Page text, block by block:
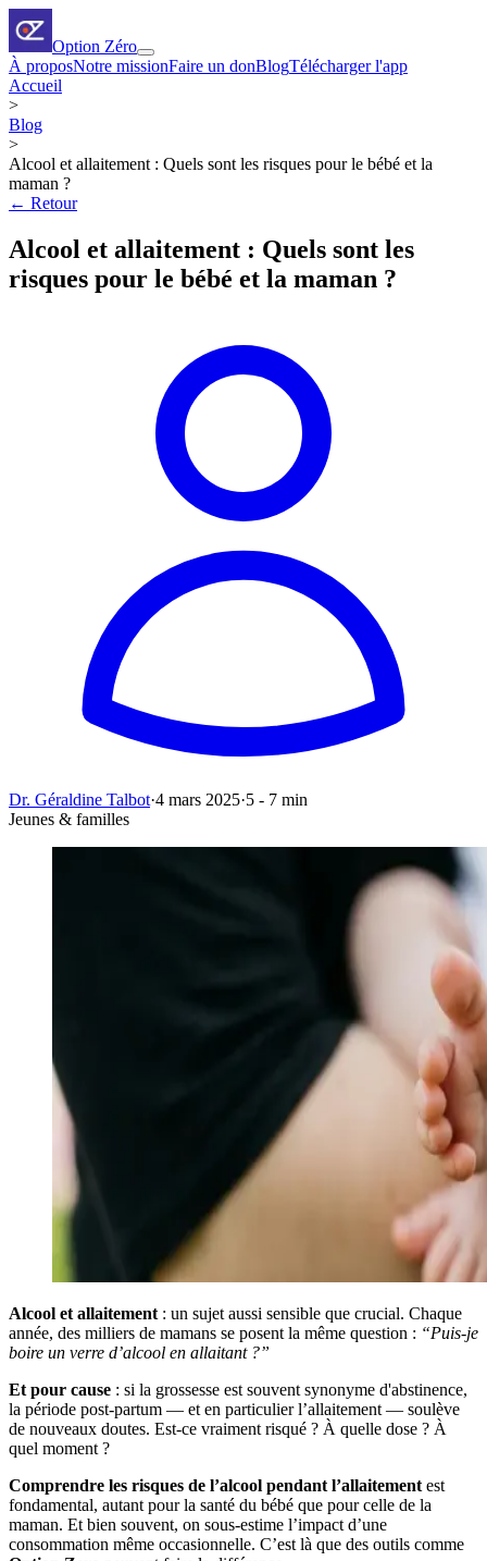
Option Zéro
À proposNotre missionFaire un donBlogTélécharger l'app
Accueil
>
Blog
>
Alcool et allaitement : Quels sont les risques pour le bébé et la
maman ?
← Retour
Alcool et allaitement : Quels sont les
risques pour le bébé et la maman ?
Dr. Géraldine Talbot·4 mars 2025·5 - 7 min
Jeunes & familles
Alcool et allaitement : un sujet aussi sensible que crucial. Chaque
année, des milliers de mamans se posent la même question : “Puis-je
boire un verre d’alcool en allaitant ?”
Et pour cause : si la grossesse est souvent synonyme d'abstinence,
la période post-partum — et en particulier l’allaitement — soulève
de nouveaux doutes. Est-ce vraiment risqué ? À quelle dose ? À
quel moment ?
Comprendre les risques de l’alcool pendant l’allaitement est
fondamental, autant pour la santé du bébé que pour celle de la
maman. Et bien souvent, on sous-estime l’impact d’une
consommation même occasionnelle. C’est là que des outils comme